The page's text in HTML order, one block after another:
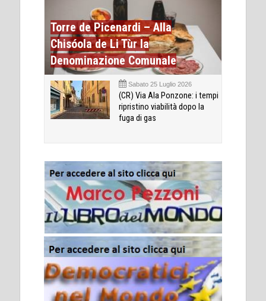
Torre de Picenardi – Alla
Chisóola de Li Tùr la
Denominazione Comunale
Sabato 25 Luglio 2026
(CR) Via Ala Ponzone: i tempi
ripristino viabilità dopo la
fuga di gas